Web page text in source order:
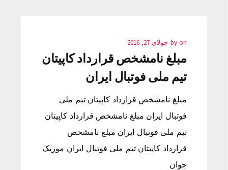
by on جولای 27, 2016
مبلغ نامشخص قرارداد کاپیتان
تیم ملی فوتبال ایران
مبلغ نامشخص قرارداد کاپیتان تیم ملی
فوتبال ایران مبلغ نامشخص قرارداد کاپیتان
تیم ملی فوتبال ایران مبلغ نامشخص
قرارداد کاپیتان تیم ملی فوتبال ایران موزیک
جوان